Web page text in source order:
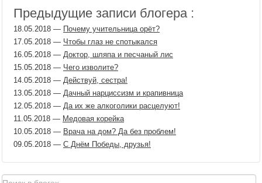
Предыдущие записи блогера :
18.05.2018 — Почему учительница орёт?
17.05.2018 — Чтобы глаз не спотыкался
16.05.2018 — Доктор, шляпа и песчаный лис
15.05.2018 — Чего изволите?
14.05.2018 — Действуй, сестра!
13.05.2018 — Дачный нарциссизм и крапивница
12.05.2018 — Да их же алкоголики расцелуют!
11.05.2018 — Медовая корейка
10.05.2018 — Врача на дом? Да без проблем!
09.05.2018 — С Днём Победы, друзья!